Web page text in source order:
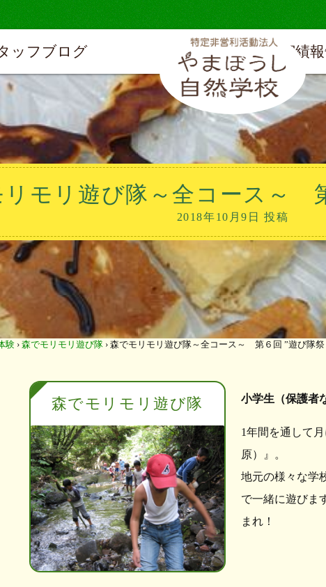
ッフブログ 実績
リモリ遊び隊～全コース～
2018年10月9日 投稿
験 › 森でモリモリ遊び隊 › 森でモリモリ遊び隊～全コース～ 第６回 ”遊び隊祭
森でモリモリ遊び隊 小学生（保護者
1年間を通して
原）』。
地元の様々な学
で一緒に遊びま
まれ！